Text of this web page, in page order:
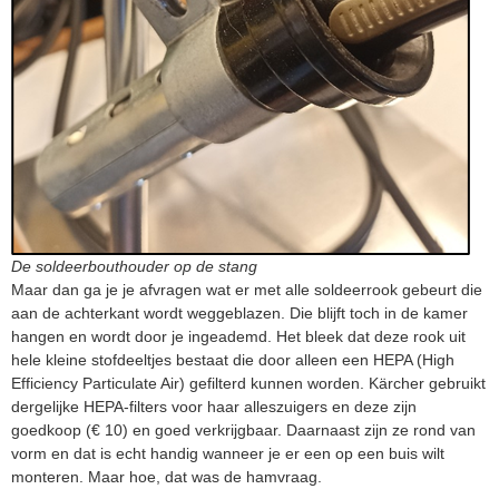
De soldeerbouthouder op de stang
Maar dan ga je je afvragen wat er met alle soldeerrook gebeurt die
aan de achterkant wordt weggeblazen. Die blijft toch in de kamer
hangen en wordt door je ingeademd. Het bleek dat deze rook uit
hele kleine stofdeeltjes bestaat die door alleen een HEPA (High
Efficiency Particulate Air) gefilterd kunnen worden. Kärcher gebruikt
dergelijke HEPA-filters voor haar alleszuigers en deze zijn
goedkoop (€ 10) en goed verkrijgbaar. Daarnaast zijn ze rond van
vorm en dat is echt handig wanneer je er een op een buis wilt
monteren. Maar hoe, dat was de hamvraag.